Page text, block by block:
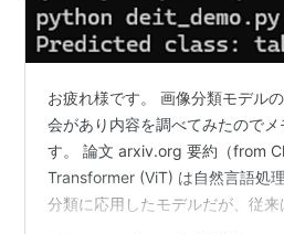
お疲れ様です。 画像分類モデル
会があり内容を調べてみたので
す。 論文 arxiv.org 要約（from
Transformer (ViT) は自然言語処
分類に応用したモデルだが、従来